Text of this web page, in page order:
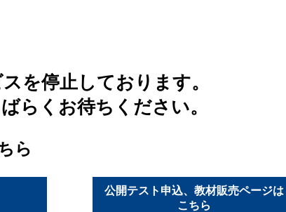
を停止しております。
らくお待ちください。
ら
公開テスト申込、教材販売ページは
こちら